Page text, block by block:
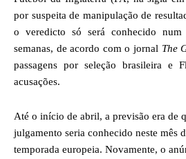
por suspeita de manipulação de
o veredicto só será conhecido
semanas, de acordo com o jornal The
passagens por seleção brasileira e
acusações.
Até o início de abril, a previsão era de
julgamento seria conhecido neste mês
temporada europeia. Novamente, o